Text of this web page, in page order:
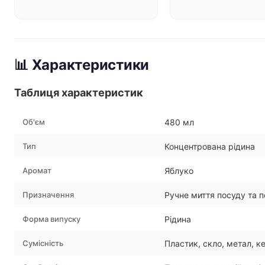
📊 Характеристики
Таблиця характеристик
Об'єм 480 мл
Тип Концентрована рідина
Аромат Яблуко
Призначення Ручне миття посуду та
Форма випуску Рідина
Сумісність Пластик, скло, метал,